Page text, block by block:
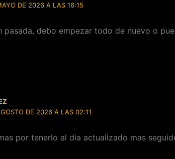
DE 2026 A LAS 16:15
pasada, debo empezar todo de nuevo o
DE 2026 A LAS 02:11
por tenerlo al dia actualizado mas